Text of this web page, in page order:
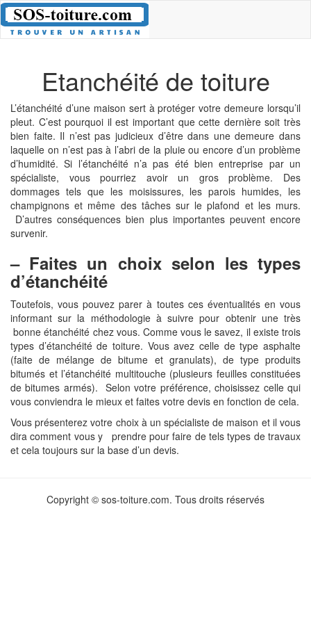
Etanchéité de toiture
L’étanchéité d’une maison sert à protéger votre demeure lorsqu’il
pleut. C’est pourquoi il est important que cette dernière soit très
bien faite. Il n’est pas judicieux d’être dans une demeure dans
laquelle on n’est pas à l’abri de la pluie ou encore d’un problème
d’humidité. Si l’étanchéité n’a pas été bien entreprise par un
spécialiste, vous pourriez avoir un gros problème. Des
dommages tels que les moisissures, les parois humides, les
champignons et même des tâches sur le plafond et les murs.
D’autres conséquences bien plus importantes peuvent encore
survenir.
– Faites un choix selon les types
d’étanchéité
Toutefois, vous pouvez parer à toutes ces éventualités en vous
informant sur la méthodologie à suivre pour obtenir une très
bonne étanchéité chez vous. Comme vous le savez, il existe trois
types d’étanchéité de toiture. Vous avez celle de type asphalte
(faite de mélange de bitume et granulats), de type produits
bitumés et l’étanchéité multitouche (plusieurs feuilles constituées
de bitumes armés). Selon votre préférence, choisissez celle qui
vous conviendra le mieux et faites votre devis en fonction de cela.
Vous présenterez votre choix à un spécialiste de maison et il vous
dira comment vous y prendre pour faire de tels types de travaux
et cela toujours sur la base d’un devis.
Copyright © sos-toiture.com. Tous droits réservés